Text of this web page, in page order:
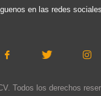
en las redes
Todos los derechos